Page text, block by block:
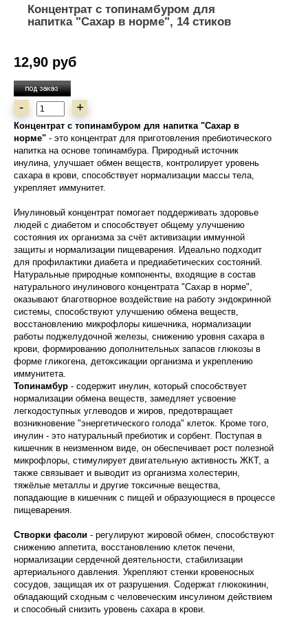
Концентрат с топинамбуром для
напитка "Сахар в норме", 14 стиков
12,90 руб
- +
Концентрат с топинамбуром для напитка "Сахар в
норме" - это концентрат для приготовления пребиотического
напитка на основе топинамбура. Природный источник
инулина, улучшает обмен веществ, контролирует уровень
сахара в крови, способствует нормализации массы тела,
укрепляет иммунитет.
Инулиновый концентрат помогает поддерживать здоровье
людей с диабетом и способствует общему улучшению
состояния их организма за счёт активизации иммунной
защиты и нормализации пищеварения. Идеально подходит
для профилактики диабета и предиабетических состояний.
Натуральные природные компоненты, входящие в состав
натурального инулинового концентрата "Сахар в норме",
оказывают благотворное воздействие на работу эндокринной
системы, способствуют улучшению обмена веществ,
восстановлению микрофлоры кишечника, нормализации
работы поджелудочной железы, снижению уровня сахара в
крови, формированию дополнительных запасов глюкозы в
форме гликогена, детоксикации организма и укреплению
иммунитета.
Топинамбур - содержит инулин, который способствует
нормализации обмена веществ, замедляет усвоение
легкодоступных углеводов и жиров, предотвращает
возникновение "энергетического голода" клеток. Кроме того,
инулин - это натуральный пребиотик и сорбент. Поступая в
кишечник в неизменном виде, он обеспечивает рост полезной
микрофлоры, стимулирует двигательную активность ЖКТ, а
также связывает и выводит из организма холестерин,
тяжёлые металлы и другие токсичные вещества,
попадающие в кишечник с пищей и образующиеся в процессе
пищеварения.
Створки фасоли - регулируют жировой обмен, способствуют
снижению аппетита, восстановлению клеток печени,
нормализации сердечной деятельности, стабилизации
артериального давления. Укрепляют стенки кровеносных
сосудов, защищая их от разрушения. Содержат глюкокинин,
обладающий сходным с человеческим инсулином действием
и способный снизить уровень сахара в крови.